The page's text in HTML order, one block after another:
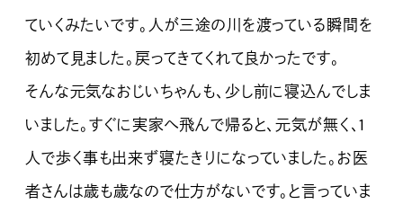
ていくみたいです。人が三途の川を渡っている瞬間を
初めて見ました。戻ってきてくれて良かったです。
そんな元気なおじいちゃんも、少し前に寝込んでしま
いました。すぐに実家へ飛んで帰ると、元気が無く、1
人で歩く事も出来ず寝たきりになっていました。お医
者さんは歳も歳なので仕方がないです。と言っていま